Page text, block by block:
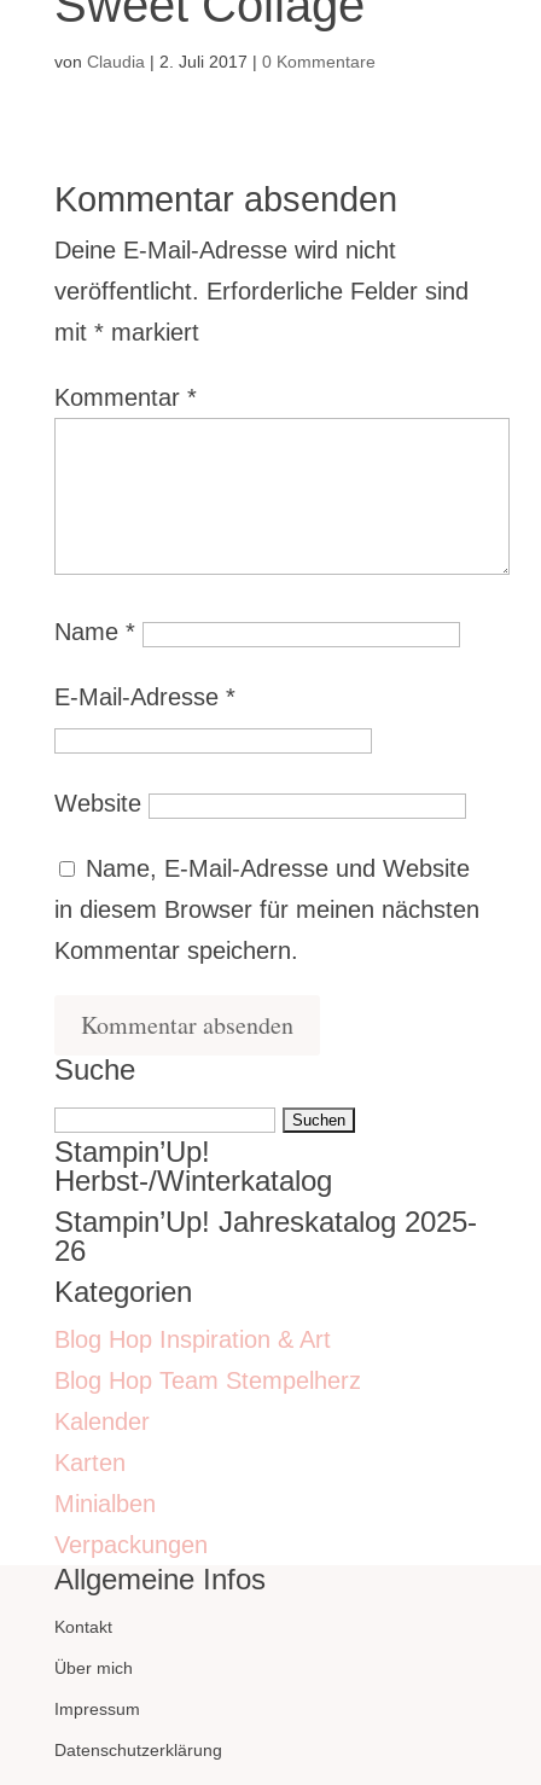
von Claudia | 2. Juli 2017 | 0 Kommentare
Kommentar absenden
Deine E-Mail-Adresse wird nicht
veröffentlicht. Erforderliche Felder sind
mit *markiert
Kommentar *
Name *
E-Mail-Adresse *
Website
Name, E-Mail-Adresse und Website
in diesem Browser für meinen nächsten
Kommentar speichern.
Suche
Suchen
nach:
Stampin’Up!
Herbst-/Winterkatalog
Stampin’Up! Jahreskatalog 2025-
26
Kategorien
Blog Hop Inspiration & Art
Blog Hop Team Stempelherz
Kalender
Karten
Minialben
Verpackungen
Allgemeine Infos
Kontakt
Über mich
Impressum
Datenschutzerklärung